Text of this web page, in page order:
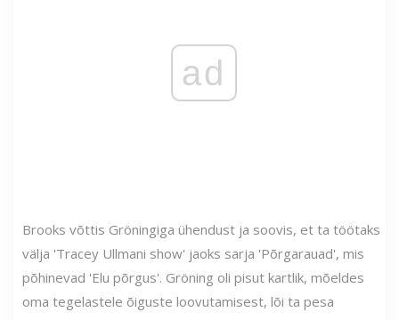
ad
Brooks võttis Gröningiga ühendust ja soovis, et ta töötaks
välja 'Tracey Ullmani show' jaoks sarja 'Põrgarauad', mis
põhinevad 'Elu põrgus'. Gröning oli pisut kartlik, mõeldes
oma tegelastele õiguste loovutamisest, lõi ta pesa